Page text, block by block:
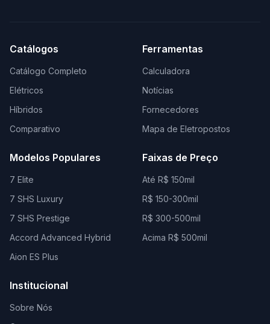
Catálogos
Catálogo Completo
Elétricos
Híbridos
Comparativo
Ferramentas
Calculadora
Notícias
Fornecedores
Mapa de Eletropostos
Modelos Populares
7 Elite
7 SHS Luxury
7 SHS Prestige
Accord Advanced Hybrid
Aion ES Plus
Faixas de Preço
Até R$ 150mil
R$ 150-300mil
R$ 300-500mil
Acima R$ 500mil
Institucional
Sobre Nós